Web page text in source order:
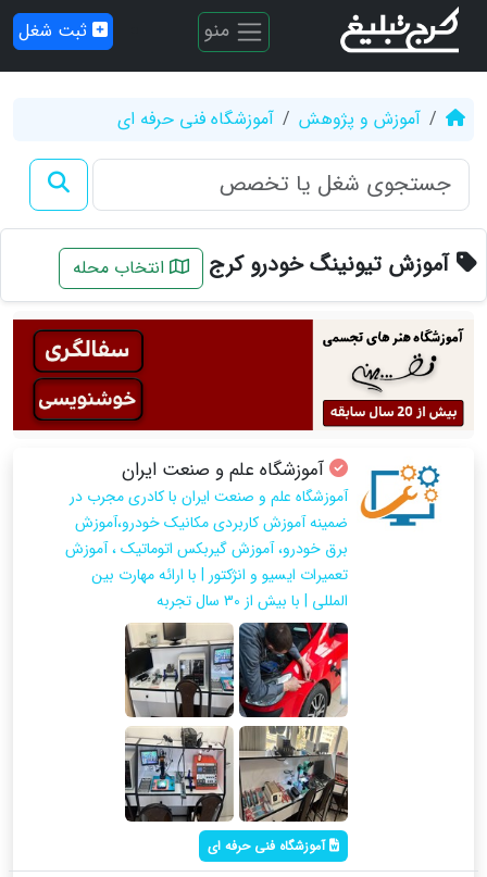
منو ثبت شغل
آموزش و پژوهش آموزشگاه فنی حرفه ای
آموزش تیونینگ خودرو کرج انتخاب محله
آموزشگاه علم و صنعت ایران
آموزشگاه علم و صنعت ایران با کادری مجرب در
ضمینه آموزش کاربردی مکانیک خودرو،آموزش
برق خودرو، آموزش گیربکس اتوماتیک ، آموزش
تعمیرات ایسیو و انژکتور | با ارائه مهارت بین
المللی | با بیش از 30 سال تجربه
آموزشگاه فنی حرفه ای